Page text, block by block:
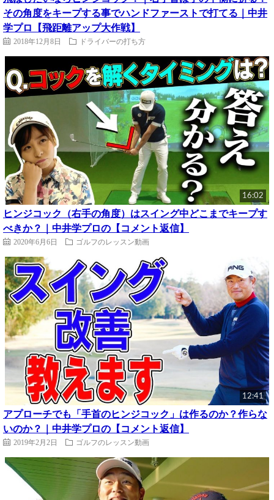
その角度をキープする事でハンドファーストで打てる｜中井
学プロ【飛距離アップ大作戦】
2018年12月8日 ドライバーの打ち方
16:02
ヒンジコック（右手の角度）はスイング中どこまでキープす
べきか？｜中井学プロの【コメント返信】
2020年6月6日 ゴルフのレッスン動画
12:41
アプローチでも「手首のヒンジコック」は作るのか？作らな
いのか？｜中井学プロの【コメント返信】
2019年2月2日 ゴルフのレッスン動画